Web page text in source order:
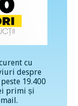
cu
despre
19.400
primi și